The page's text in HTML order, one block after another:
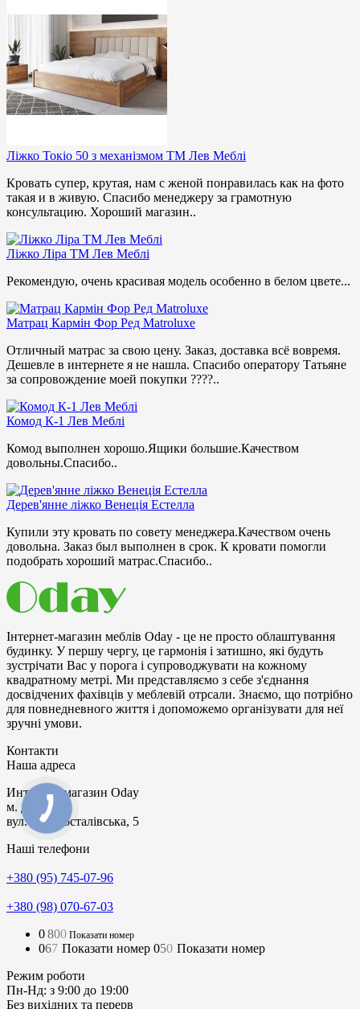
Ліжко Токіо 50 з механізмом ТМ Лев Меблі
Кровать супер, крутая, нам с женой понравилась как на фото
такая и в живую. Спасибо менеджеру за грамотную
консультацию. Хороший магазин..
Ліжко Ліра ТМ Лев Меблі
Рекомендую, очень красивая модель особенно в белом цвете...
Матрац Кармін Фор Ред Matroluxe
Отличный матрас за свою цену. Заказ, доставка всё вовремя.
Дешевле в интернете я не нашла. Спасибо оператору Татьяне
за сопровождение моей покупки ????..
Комод К-1 Лев Меблі
Комод выполнен хорошо.Ящики большие.Качеством
довольны.Спасибо..
Дерев'янне ліжко Венеція Естелла
Купили эту кровать по совету менеджера.Качеством очень
довольна. Заказ был выполнен в срок. К кровати помогли
подобрать хороший матрас.Спасибо..
Інтернет-магазин меблів Oday - це не просто облаштування
будинку. У першу чергу, це гармонія і затишно, які будуть
зустрічати Bac у порога і супроводжувати на кожному
квадратному метрі. Ми представляємо з себе з'єднання
досвідчених фахівців у меблевій отрсали. Знаємо, що потрібно
для повнедневного життя і допоможемо організувати для неї
зручні умови.
Контакти
Наша адреса
Интернет-магазин Oday
м. Дніпро
вул. Дніпросталівська, 5
Наші телефони
+380 (95) 745-07-96
+380 (98) 070-67-03
0800 Показати номер
067 Показати номер 050 Показати номер
Режим роботи
Пн-Нд: з 9:00 до 19:00
Без вихідних та перерв